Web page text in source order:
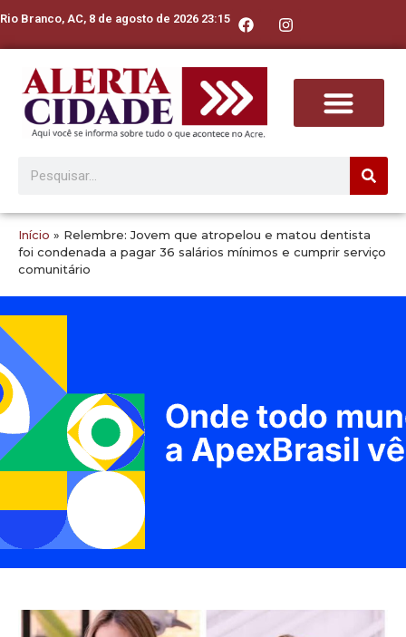
Rio Branco, AC, 8 de agosto de 2026 23:15
Início » Relembre: Jovem que atropelou e matou dentista
foi condenada a pagar 36 salários mínimos e cumprir serviço
comunitário